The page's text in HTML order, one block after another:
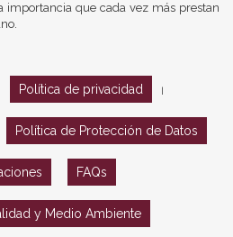
importancia que cada vez más prestan
Política de privacidad
Política de Protección de Datos
FAQs
y Medio Ambiente